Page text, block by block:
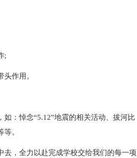
;
作用。
：悼念“5.12”地震的相关活动、拔河比
。
，全力以赴完成学校交给我们的每一项